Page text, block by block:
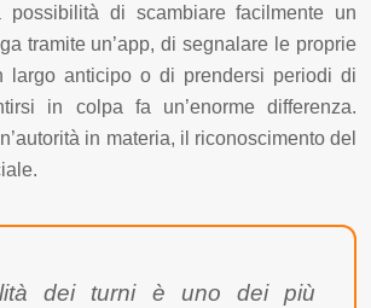
possibilità di scambiare facilmente un
tramite un’app, di segnalare le proprie
largo anticipo o di prendersi periodi di
in colpa fa un’enorme differenza.
in materia, il riconoscimento del
dei turni è uno dei più